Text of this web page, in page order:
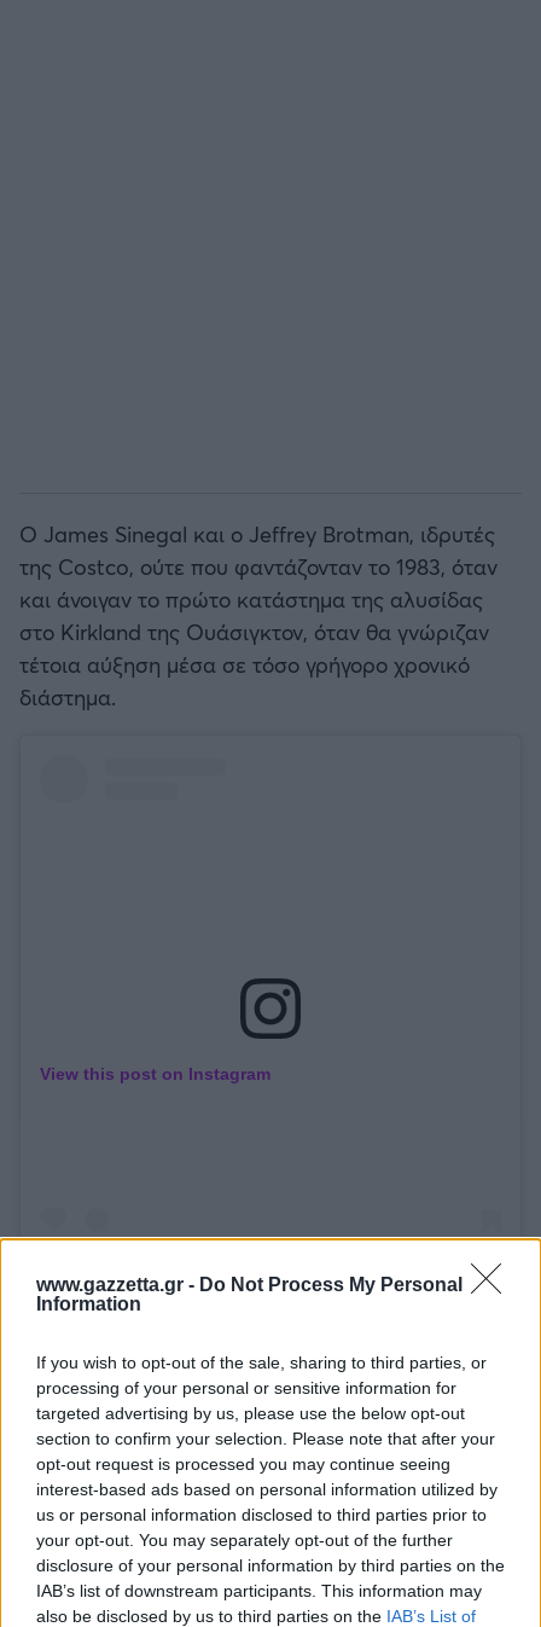
www.gazzetta.gr - Do Not Process My Personal
Information
If you wish to opt-out of the sale, sharing to third parties, or
processing of your personal or sensitive information for
targeted advertising by us, please use the below opt-out
section to confirm your selection. Please note that after your
opt-out request is processed you may continue seeing
interest-based ads based on personal information utilized by
us or personal information disclosed to third parties prior to
your opt-out. You may separately opt-out of the further
disclosure of your personal information by third parties on the
IAB’s list of downstream participants. This information may
also be disclosed by us to third parties on the IAB’s List of
Ο James Sinegal και ο Jeffrey Brotman, ιδρυτές
της Costco, ούτε που φαντάζονταν το 1983, όταν
και άνοιγαν το πρώτο κατάστημα της αλυσίδας
στο Kirkland της Ουάσιγκτον, όταν θα γνώριζαν
τέτοια αύξηση μέσα σε τόσο γρήγορο χρονικό
διάστημα.
View this post on Instagram